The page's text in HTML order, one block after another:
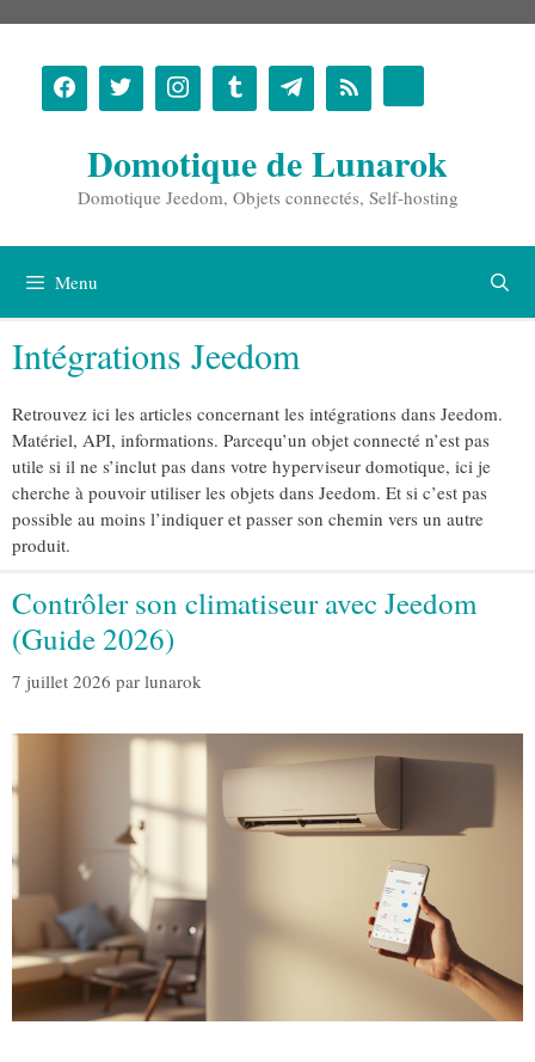
contenu
Domotique de Lunarok
Domotique Jeedom, Objets connectés, Self-hosting
Menu
Intégrations Jeedom
Retrouvez ici les articles concernant les intégrations dans Jeedom.
Matériel, API, informations. Parcequ’un objet connecté n’est pas
utile si il ne s’inclut pas dans votre hyperviseur domotique, ici je
cherche à pouvoir utiliser les objets dans Jeedom. Et si c’est pas
possible au moins l’indiquer et passer son chemin vers un autre
produit.
Contrôler son climatiseur avec Jeedom
(Guide 2026)
7 juillet 2026 par lunarok